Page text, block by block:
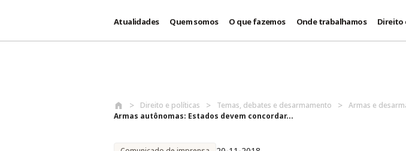
Atualidades Quem somos O que fazemos Onde trabalhamos Direito
Direito e políticas Temas, debates e desarmamento Armas e
Armas autônomas: Estados devem concordar...